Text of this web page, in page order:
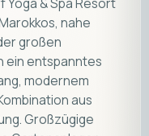
Yoga & Spa Resort
nahe
großen
ein entspanntes
modernem
aus
Großzügige